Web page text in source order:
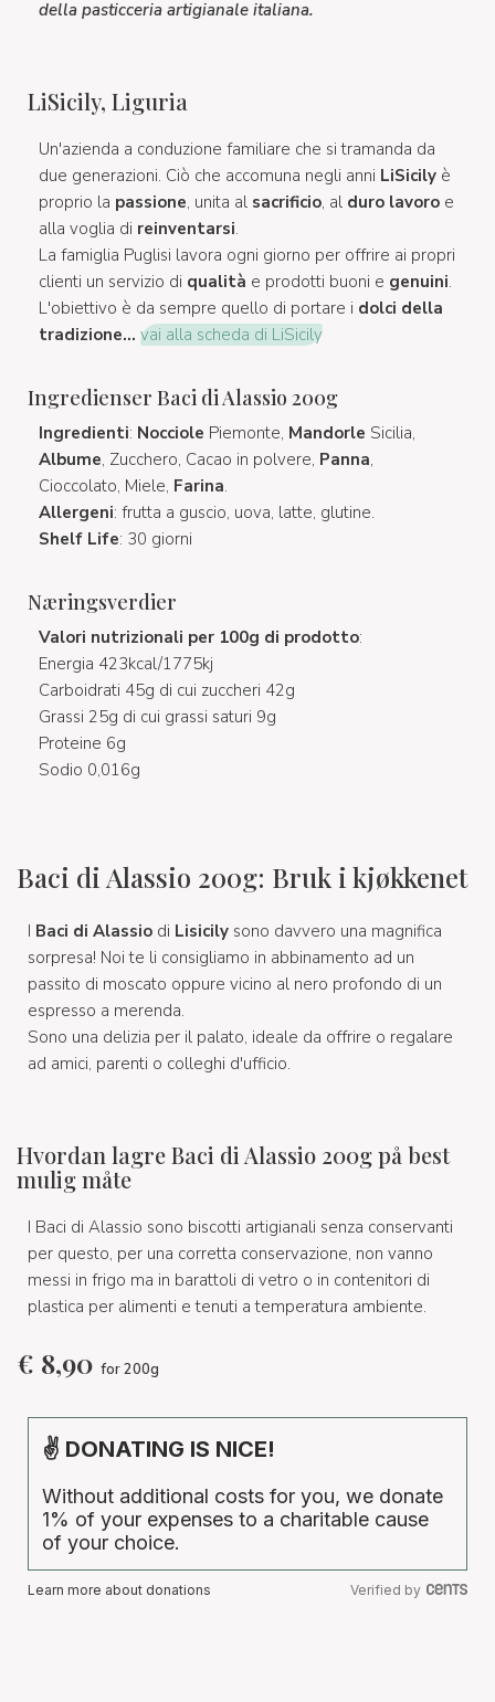
della pasticceria artigianale italiana.
LiSicily, Liguria
Un'azienda a conduzione familiare che si tramanda da
due generazioni. Ciò che accomuna negli anni LiSicily è
proprio la passione, unita al sacrificio, al duro lavoro e
alla voglia di reinventarsi.
La famiglia Puglisi lavora ogni giorno per offrire ai propri
clienti un servizio di qualità e prodotti buoni e genuini.
L'obiettivo è da sempre quello di portare i dolci della
tradizione... vai alla scheda di LiSicily
Ingredienser Baci di Alassio 200g
Ingredienti: Nocciole Piemonte, Mandorle Sicilia,
Albume, Zucchero, Cacao in polvere, Panna,
Cioccolato, Miele, Farina.
Allergeni: frutta a guscio, uova, latte, glutine.
Shelf Life: 30 giorni
Næringsverdier
Valori nutrizionali per 100g di prodotto:
Energia 423kcal/1775kj
Carboidrati 45g di cui zuccheri 42g
Grassi 25g di cui grassi saturi 9g
Proteine 6g
Sodio 0,016g
Baci di Alassio 200g: Bruk i kjøkkenet
I Baci di Alassio di Lisicily sono davvero una magnifica
sorpresa! Noi te li consigliamo in abbinamento ad un
passito di moscato oppure vicino al nero profondo di un
espresso a merenda.
Sono una delizia per il palato, ideale da offrire o regalare
ad amici, parenti o colleghi d'ufficio.
Hvordan lagre Baci di Alassio 200g på best
mulig måte
I Baci di Alassio sono biscotti artigianali senza conservanti
per questo, per una corretta conservazione, non vanno
messi in frigo ma in barattoli di vetro o in contenitori di
plastica per alimenti e tenuti a temperatura ambiente.
€ 8,90 for 200g
✌ DONATING IS NICE!
Without additional costs for you, we donate
1% of your expenses to a charitable cause
of your choice.
Learn more about donations Verified by